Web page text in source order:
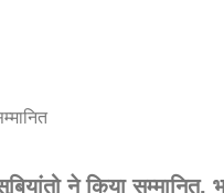
ने किया